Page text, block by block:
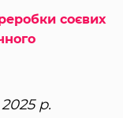
соєвих
р.